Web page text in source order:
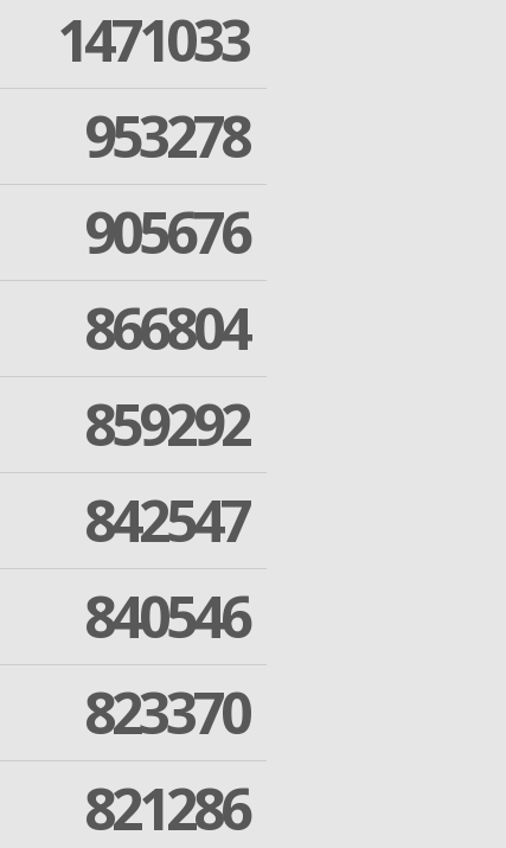
1471033
953278
905676
866804
859292
842547
840546
823370
821286